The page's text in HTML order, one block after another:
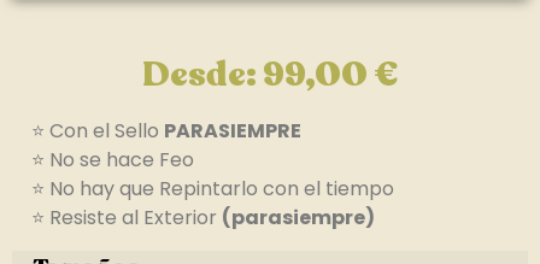
Desde:99,00€
⭐ Con el Sello PARASIEMPRE
⭐ No se hace Feo
⭐ No hay que Repintarlo con el tiempo
⭐ Resiste al Exterior (parasiempre)